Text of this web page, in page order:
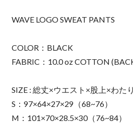
WAVE LOGO SWEAT PANTS
COLOR：BLACK
FABRIC：10.0 oz COTTON
SIZE : 総丈×ウエスト×股上×わた
S：97×64×27×29（68~76）
M：101×70×28.5×30（76~84）